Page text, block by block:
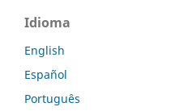
Idioma
English
Español
Português